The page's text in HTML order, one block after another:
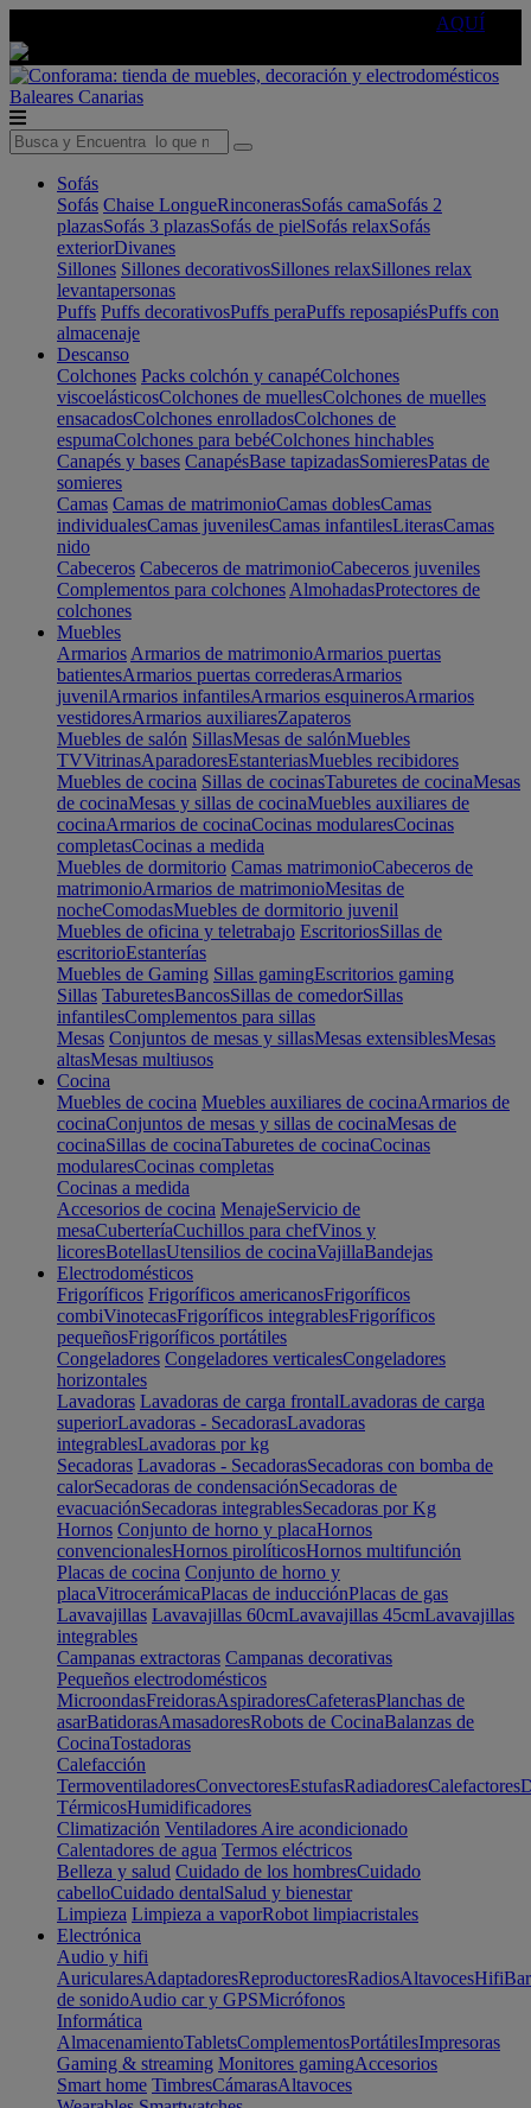
AQUÍ
Baleares Canarias
Sofás
Sofás Chaise LongueRinconerasSofás camaSofás 2
plazasSofás 3 plazasSofás de pielSofás relaxSofás
exteriorDivanes
Sillones Sillones decorativosSillones relaxSillones relax
levantapersonas
Puffs Puffs decorativosPuffs peraPuffs reposapiésPuffs con
almacenaje
Descanso
Colchones Packs colchón y canapéColchones
viscoelásticosColchones de muellesColchones de muelles
ensacadosColchones enrolladosColchones de
espumaColchones para bebéColchones hinchables
Canapés y bases CanapésBase tapizadasSomieresPatas de
somieres
Camas Camas de matrimonioCamas doblesCamas
individualesCamas juvenilesCamas infantilesLiterasCamas
nido
Cabeceros Cabeceros de matrimonioCabeceros juveniles
Complementos para colchones AlmohadasProtectores de
colchones
Muebles
Armarios Armarios de matrimonioArmarios puertas
batientesArmarios puertas correderasArmarios
juvenilArmarios infantilesArmarios esquinerosArmarios
vestidoresArmarios auxiliaresZapateros
Muebles de salón SillasMesas de salónMuebles
TVVitrinasAparadoresEstanteriasMuebles recibidores
Muebles de cocina Sillas de cocinasTaburetes de cocinaMesas
de cocinaMesas y sillas de cocinaMuebles auxiliares de
cocinaArmarios de cocinaCocinas modularesCocinas
completasCocinas a medida
Muebles de dormitorio Camas matrimonioCabeceros de
matrimonioArmarios de matrimonioMesitas de
nocheComodasMuebles de dormitorio juvenil
Muebles de oficina y teletrabajo EscritoriosSillas de
escritorioEstanterías
Muebles de Gaming Sillas gamingEscritorios gaming
Sillas TaburetesBancosSillas de comedorSillas
infantilesComplementos para sillas
Mesas Conjuntos de mesas y sillasMesas extensiblesMesas
altasMesas multiusos
Cocina
Muebles de cocina Muebles auxiliares de cocinaArmarios de
cocinaConjuntos de mesas y sillas de cocinaMesas de
cocinaSillas de cocinaTaburetes de cocinaCocinas
modularesCocinas completas
Cocinas a medida
Accesorios de cocina MenajeServicio de
mesaCuberteríaCuchillos para chefVinos y
licoresBotellasUtensilios de cocinaVajillaBandejas
Electrodomésticos
Frigoríficos Frigoríficos americanosFrigoríficos
combiVinotecasFrigoríficos integrablesFrigoríficos
pequeñosFrigoríficos portátiles
Congeladores Congeladores verticalesCongeladores
horizontales
Lavadoras Lavadoras de carga frontalLavadoras de carga
superiorLavadoras - SecadorasLavadoras
integrablesLavadoras por kg
Secadoras Lavadoras - SecadorasSecadoras con bomba de
calorSecadoras de condensaciónSecadoras de
evacuaciónSecadoras integrablesSecadoras por Kg
Hornos Conjunto de horno y placaHornos
convencionalesHornos pirolíticosHornos multifunción
Placas de cocina Conjunto de horno y
placaVitrocerámicaPlacas de inducciónPlacas de gas
Lavavajillas Lavavajillas 60cmLavavajillas 45cmLavavajillas
integrables
Campanas extractoras Campanas decorativas
Pequeños electrodomésticos
MicroondasFreidorasAspiradoresCafeterasPlanchas de
asarBatidorasAmasadoresRobots de CocinaBalanzas de
CocinaTostadoras
Calefacción
TermoventiladoresConvectoresEstufasRadiadoresCalefactores
TérmicosHumidificadores
Climatización Ventiladores Aire acondicionado
Calentadores de agua Termos eléctricos
Belleza y salud Cuidado de los hombresCuidado
cabelloCuidado dentalSalud y bienestar
Limpieza Limpieza a vaporRobot limpiacristales
Electrónica
Audio y hifi
AuricularesAdaptadoresReproductoresRadiosAltavocesHifi
de sonidoAudio car y GPSMicrófonos
Informática
AlmacenamientoTabletsComplementosPortátilesImpresoras
Gaming & streaming Monitores gamingAccesorios
Smart home TimbresCámarasAltavoces